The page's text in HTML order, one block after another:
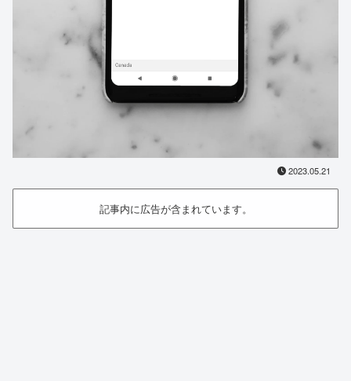
2023.05.21
記事内に広告が含まれています。